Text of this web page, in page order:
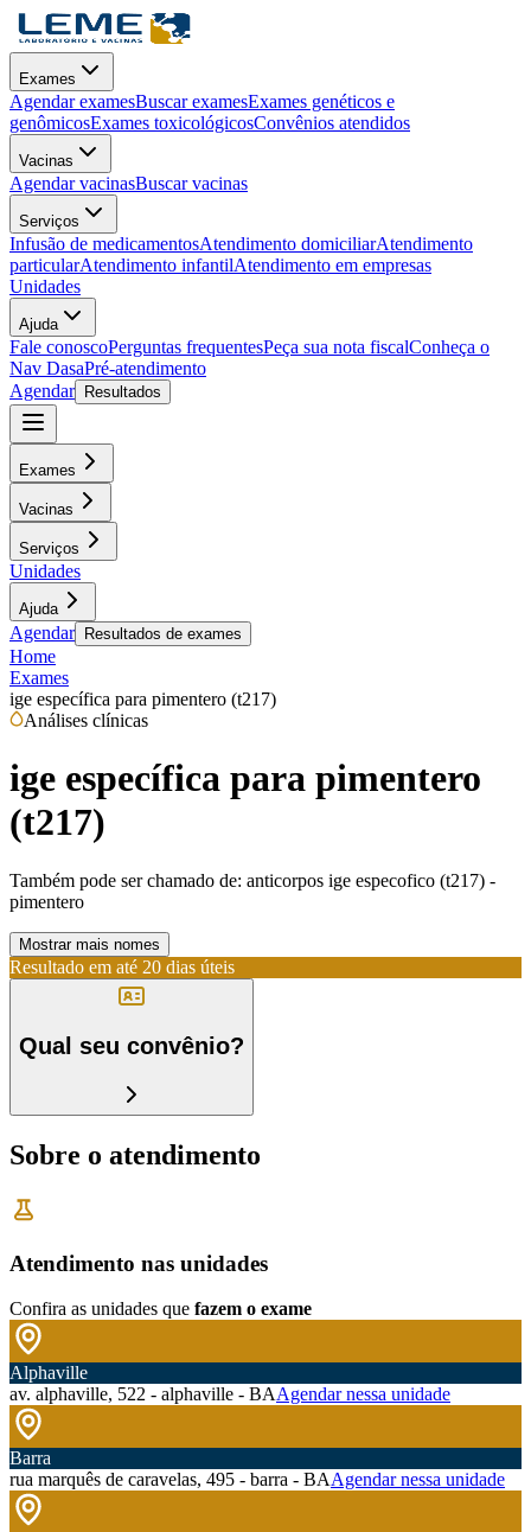
Exames
Agendar examesBuscar examesExames genéticos e
genômicosExames toxicológicosConvênios atendidos
Vacinas
Agendar vacinasBuscar vacinas
Serviços
Infusão de medicamentosAtendimento domiciliarAtendimento
particularAtendimento infantilAtendimento em empresas
Unidades
Ajuda
Fale conoscoPerguntas frequentesPeça sua nota fiscalConheça o
Nav DasaPré-atendimento
Agendar
Resultados
Exames
Vacinas
Serviços
Unidades
Ajuda
Agendar Resultados de exames
Home
Exames
ige específica para pimentero (t217)
Análises clínicas
ige específica para pimentero
(t217)
Também pode ser chamado de: anticorpos ige especofico (t217) -
pimentero
Mostrar mais nomes
Resultado em até 20 dias úteis
Qual seu convênio?
Sobre o atendimento
Atendimento nas unidades
Confira as unidades que fazem o exame
Alphaville
av. alphaville, 522 - alphaville - BAAgendar nessa unidade
Barra
rua marquês de caravelas, 495 - barra - BAAgendar nessa unidade